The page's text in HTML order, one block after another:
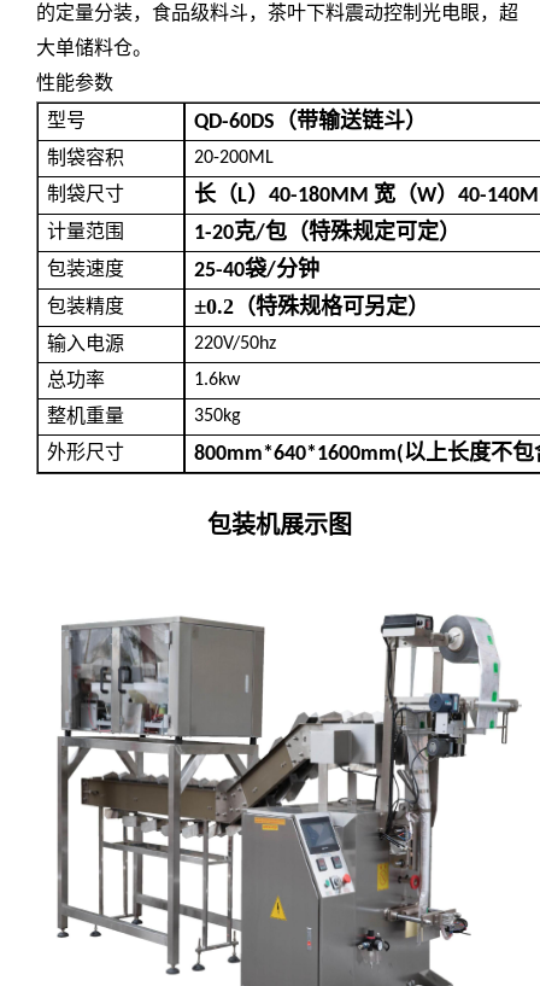
的定量分装，食品级料斗，茶叶下料震动控制光电眼，超
大单储料仓。
性能参数
型号
QD-60DS （带输送链斗）
制袋容积 20-200ML
制袋尺寸 长（L） 40-180MM 宽（W） 40-
计量范围 1-20克/包（特殊规定可定）
包装速度 25-40袋/分钟
包装精度 ±0.2 （特殊规格可另定）
输入电源 220V/50hz
总功率 1.6kw
整机重量 350kg
外形尺寸 800mm*640*1600mm(以上长度不
包装机展示图